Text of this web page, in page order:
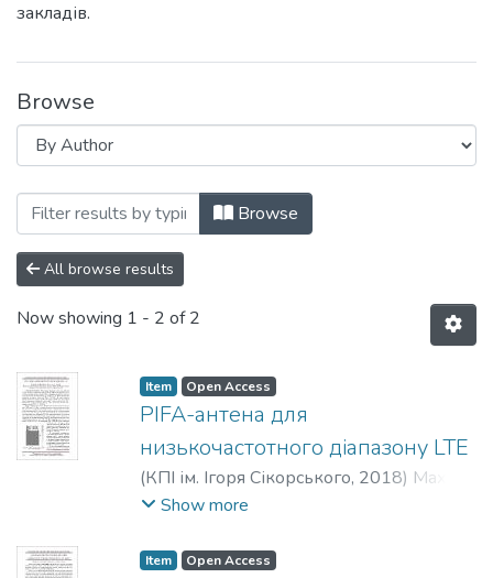
закладів.
Browse
Browsing Радіотехнічні поля,
Browse
All browse results
Now showing 1 - 2 of 2
Item Open Access
PIFA-антена для
низькочастотного діапазону LTE
(КПІ ім. Ігоря Сікорського, 2018) Махно,
К. М.;Василенко, Д. О.
Show more
Item Open Access